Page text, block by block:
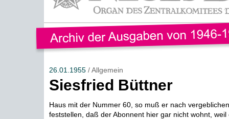
26.01.1955/ Allgemein
Siesfried Büttner
Haus mit der Nummer 60, so muß er nach
feststellen, daß der Abonnent hier gar nicht wohnt,